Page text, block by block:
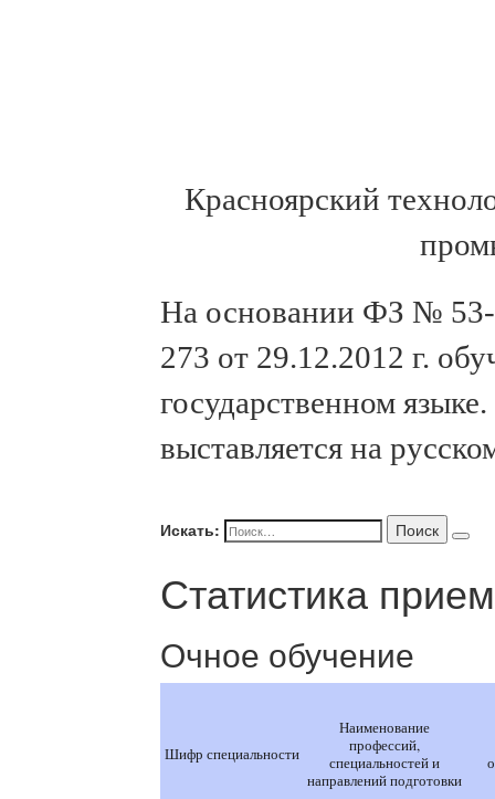
Красноярский
На основании ФЗ №
273 от 29.12.2012 г.
государственном
выставляется на
Искать: Поиск
Статистика
Очное обучение
Шифр специальности
Наименование
профессий,
специальностей и
направлений подготовки